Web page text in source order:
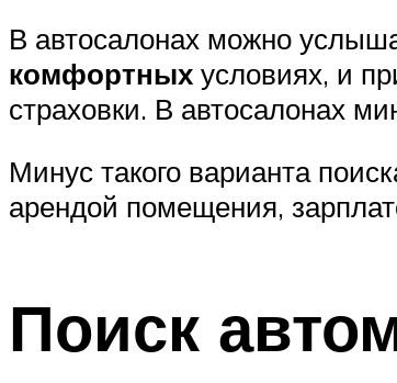
В автосалонах можно
комфортных условиях, и
страховки. В автосалонах
Минус такого варианта
арендой помещения,
Поиск